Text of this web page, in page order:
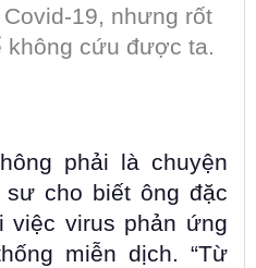
19, nhưng rốt
không cứu được ta.
phải là chuyện
cho biết ông đặc
việc virus phản ứng
miễn dịch. “Từ